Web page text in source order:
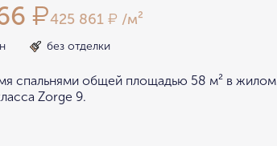
миллионов 50-70 миллионов
миллионов от 100 миллионов
внутри Садового Кольца
₽425 861 ₽ /м²
без отделки
спальнями общей площадью 58 м² в жилом
Zorge 9.